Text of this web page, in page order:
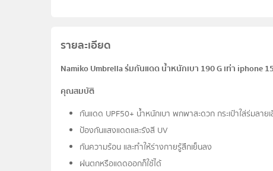
รายละเอียด
Namiko Umbrella ร่มกันแดด น้ำหนักเบา 190 G เท่า iphone
คุณสมบัติ
กันแดด UPF50+ น้ำหนักเบา พกพาสะดวก กระเป๋าใส่ร่มลาย
ป้องกันแสงแดดและรังสี UV
กันความร้อน และทำให้ร่างกายรู้สึกเย็นลง
ฝนตกหรือแดดออกก็ใช้ได้